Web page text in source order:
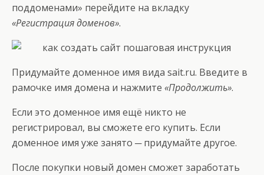
поддоменами» перейдите на вкладку
«Регистрация доменов».
Придумайте доменное имя вида sait.ru. Введите в
рамочке имя домена и нажмите «Продолжить».
Если это доменное имя ещё никто не
регистрировал, вы сможете его купить. Если
доменное имя уже занято ─ придумайте другое.
После покупки новый домен сможет заработать